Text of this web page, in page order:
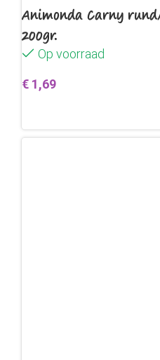
Animonda Carny
200gr.
Op voorraad
€ 1,69